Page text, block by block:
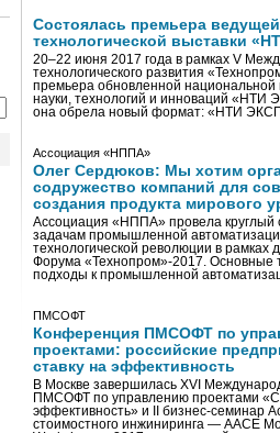
Состоялась премьера
технологической выставки
20–22 июня 2017 года в рамках V
технологического развития
премьера обновленной национальной
науки, технологий и инноваций «НТИ
она обрела новый формат: «НТИ
Ассоциация «НППА»
Олег Сердюков: Мы хотим
содружество компаний для
создания продукта мирового
Ассоциация «НППА» провела круглый
задачам промышленной
технологической революции в рамках
Форума «Технопром»-2017. Основные
подходы к промышленной
ПМСОФТ
Конференция ПМСОФТ по
проектами: российские
ставку на эффективность
В Москве завершилась XVI
ПМСОФТ по управлению проектами
эффективность» и II бизнес-семинар
стоимостного инжиниринга — AACE